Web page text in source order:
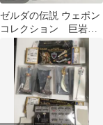
ゼルダの伝説 ウェポン
コレクション 巨岩砕